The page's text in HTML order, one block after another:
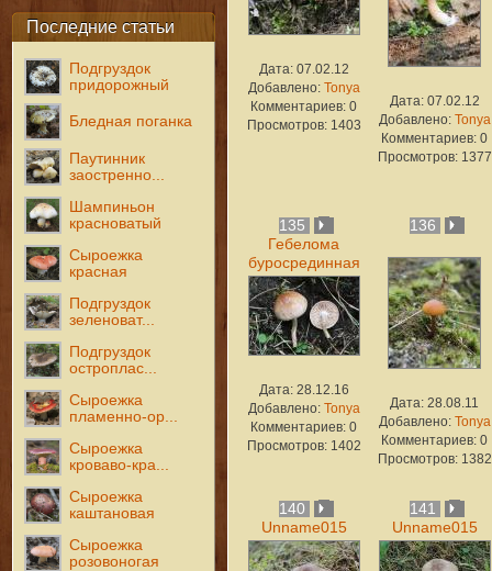
Последние статьи
Подгруздок
придорожный
Бледная поганка
Паутинник
заостренно...
Шампиньон
красноватый
Сыроежка
красная
Подгруздок
зеленоват...
Подгруздок
остроплас...
Сыроежка
пламенно-ор...
Сыроежка
кроваво-кра...
Сыроежка
каштановая
Сыроежка
розовоногая
Дата: 07.02.12
Добавлено: Tonya
Комментариев: 0
Просмотров: 1403
Дата: 07.02.12
Добавлено: Tonya
Комментариев: 0
Просмотров: 1377
135
Гебелома
буросрединная
Дата: 28.12.16
Добавлено: Tonya
Комментариев: 0
Просмотров: 1402
136
Дата: 28.08.11
Добавлено: Tonya
Комментариев: 0
Просмотров: 1382
140
Unname015
141
Unname015